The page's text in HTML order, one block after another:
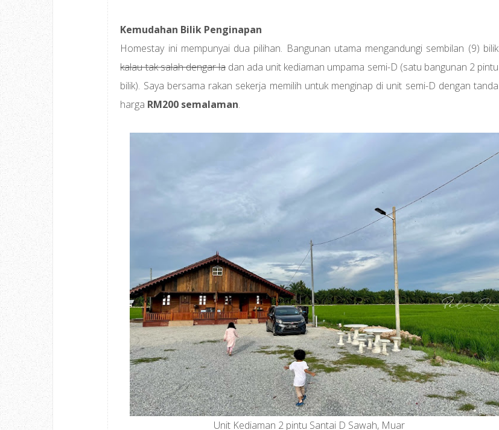
Kemudahan Bilik Penginapan
Homestay ini mempunyai dua pilihan. Bangunan utama mengandungi sembilan (9) bilik
kalau tak salah dengar ladan ada unit kediaman umpama semi-D (satu bangunan 2 pintu
bilik). Saya bersama rakan sekerja memilih untuk menginap di unit semi-D dengan tanda
harga RM200 semalaman.
Unit Kediaman 2 pintu Santai D Sawah, Muar